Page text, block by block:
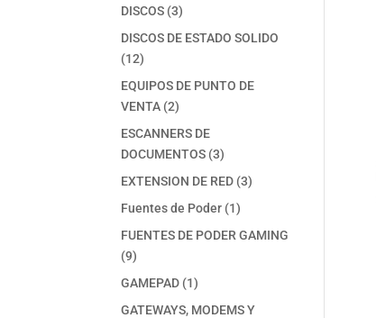
DISCOS 33
productos
DISCOS DE ESTADO SOLIDO
1212
productos
EQUIPOS DE PUNTO DE
VENTA 22
productos
ESCANNERS DE
DOCUMENTOS 33
productos
EXTENSION DE RED 33
Fuentes de Poder 11
producto
FUENTES DE PODER GAMING
99
productos
GAMEPAD 11
producto
GATEWAYS, MODEMS Y